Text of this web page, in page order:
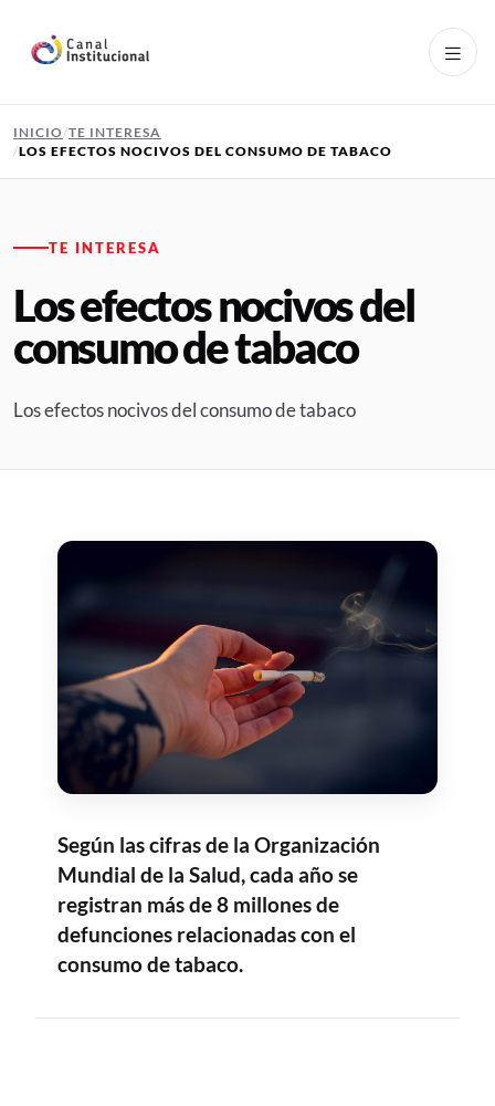
INICIO TE INTERESA
LOS EFECTOS NOCIVOS DEL CONSUMO DE TABACO
TE INTERESA
Los efectos nocivos del
consumo de tabaco
Los efectos nocivos del consumo de tabaco
Según las cifras de la Organización
Mundial de la Salud, cada año se
registran más de 8 millones de
defunciones relacionadas con el
consumo de tabaco.